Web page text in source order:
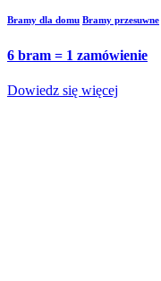
Bramy dla domu Bramy przesuwne
6 bram = 1 zamówienie
Dowiedz się więcej